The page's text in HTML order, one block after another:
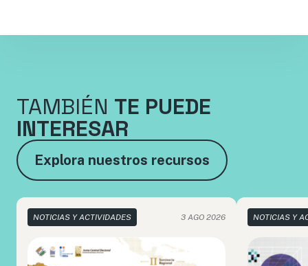
TAMBIÉN TE PUEDE
INTERESAR
Explora nuestros recursos
NOTICIAS Y ACTIVIDADES 3 AGO 2026 NOTICIAS Y